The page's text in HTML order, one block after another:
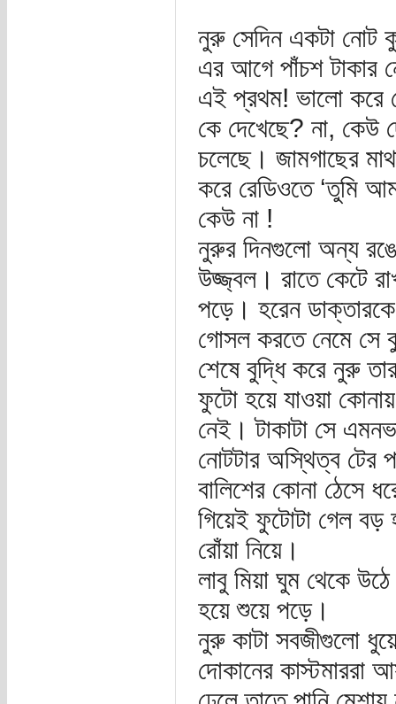
নুরু সেদিন একটা নোট
এর আগে পাঁচশ টাকার
এই প্রথম! ভালো করে
কে দেখেছে? না, কেউ
চলেছে। জামগাছের
করে রেডিওতে ‘তুমি
কেউ না !
নুরুর দিনগুলো অন্য
উজ্জ্বল। রাতে কেটে
পড়ে। হরেন ডাক্তারকে
গোসল করতে নেমে সে
শেষে বুদ্ধি করে নুরু
ফুটো হয়ে যাওয়া
নেই। টাকাটা সে
নোটটার অস্থিত্ব টের
বালিশের কোনা ঠেসে
গিয়েই ফুটোটা গেল বড়
রোঁয়া নিয়ে।
লাবু মিয়া ঘুম থেকে উঠে
হয়ে শুয়ে পড়ে।
নুরু কাটা সবজীগুলো
দোকানের কাস্টমাররা